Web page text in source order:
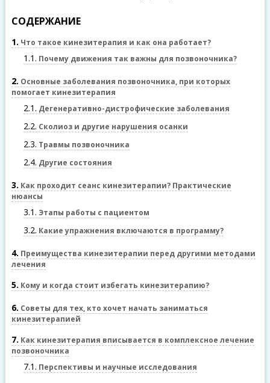
СОДЕРЖАНИЕ
1 Что такое кинезитерапия и как она работает?
1.1 Почему движения так важны для позвоночника?
2 Основные заболевания позвоночника, при которых
помогает кинезитерапия
2.1 Дегенеративно-дистрофические заболевания
2.2 Сколиоз и другие нарушения осанки
2.3 Травмы позвоночника
2.4 Другие состояния
3 Как проходит сеанс кинезитерапии? Практические
нюансы
3.1 Этапы работы с пациентом
3.2 Какие упражнения включаются в программу?
4 Преимущества кинезитерапии перед другими методами
лечения
5 Кому и когда стоит избегать кинезитерапию?
6 Советы для тех, кто хочет начать заниматься
кинезитерапией
7 Как кинезитерапия вписывается в комплексное лечение
позвоночника
7.1 Перспективы и научные исследования